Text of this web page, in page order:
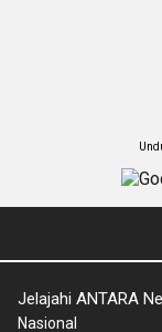
Jelajahi ANTARA
Nasional